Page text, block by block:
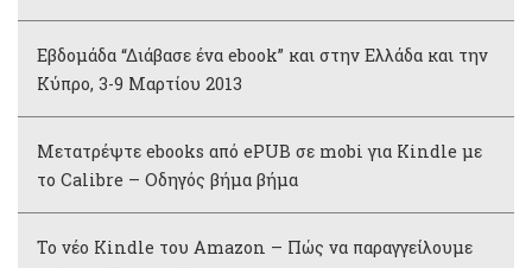
Εβδομάδα “Διάβασε ένα ebook” και στην Ελλάδα και την
Κύπρο, 3-9 Μαρτίου 2013
Μετατρέψτε ebooks από ePUB σε mobi για Kindle με
το Calibre – Οδηγός βήμα βήμα
Το νέο Kindle του Amazon – Πώς να παραγγείλουμε